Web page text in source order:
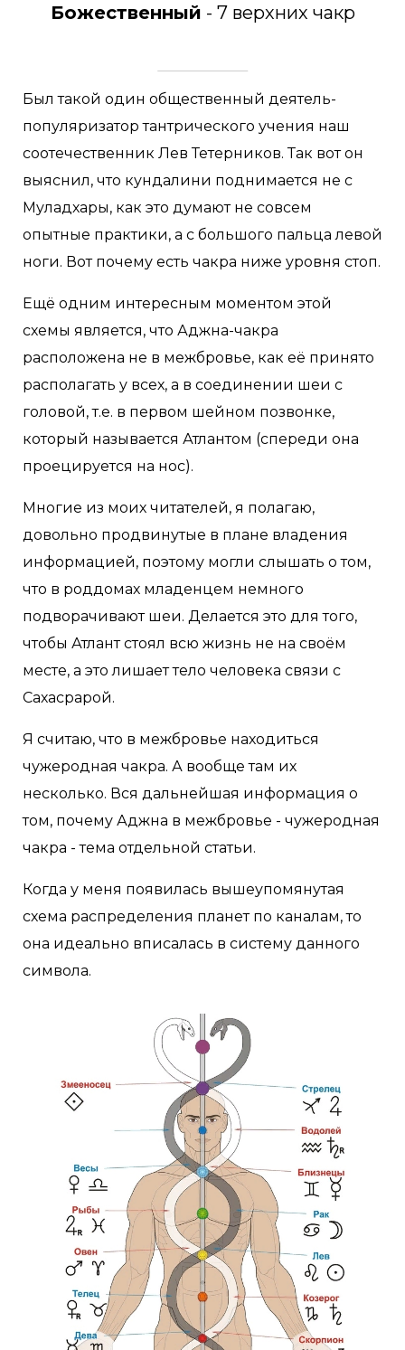
Божественный - 7 верхних чакр
Был такой один общественный деятель-
популяризатор тантрического учения наш
соотечественник Лев Тетерников. Так вот он
выяснил, что кундалини поднимается не с
Муладхары, как это думают не совсем
опытные практики, а с большого пальца левой
ноги. Вот почему есть чакра ниже уровня стоп.
Ещё одним интересным моментом этой
схемы является, что Аджна-чакра
расположена не в межбровье, как её принято
располагать у всех, а в соединении шеи с
головой, т.е. в первом шейном позвонке,
который называется Атлантом (спереди она
проецируется на нос).
Многие из моих читателей, я полагаю,
довольно продвинутые в плане владения
информацией, поэтому могли слышать о том,
что в роддомах младенцем немного
подворачивают шеи. Делается это для того,
чтобы Атлант стоял всю жизнь не на своём
месте, а это лишает тело человека связи с
Сахасрарой.
Я считаю, что в межбровье находиться
чужеродная чакра. А вообще там их
несколько. Вся дальнейшая информация о
том, почему Аджна в межбровье - чужеродная
чакра - тема отдельной статьи.
Когда у меня появилась вышеупомянутая
схема распределения планет по каналам, то
она идеально вписалась в систему данного
символа.